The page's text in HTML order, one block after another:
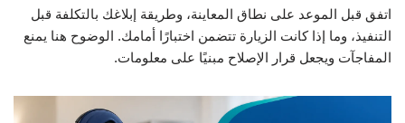
اتفق قبل الموعد على نطاق المعاينة، وطريقة إبلاغك بالتكلفة قبل
التنفيذ، وما إذا كانت الزيارة تتضمن اختبارًا أمامك. الوضوح هنا يمنع
المفاجآت ويجعل قرار الإصلاح مبنيًا على معلومات.